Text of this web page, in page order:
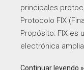
principales
Protocolo FIX
Propósito: FIX es
electrónica
Continuar leyendo